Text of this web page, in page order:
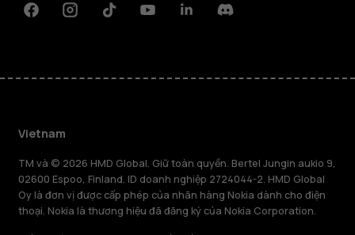
FacebookInstagramTiktokYoutubeLinkedinDiscord
Vietnam
TM và © 2026 HMD Global. Giữ toàn quyền. Bertel Jungin aukio 9,
02600 Espoo, Finland. ID doanh nghiệp 2724044-2. HMD Global
Oy là đơn vị được cấp phép của nhãn hàng Nokia dành cho điện
thoại. Nokia là thương hiệu đã đăng ký của Nokia Corporation.